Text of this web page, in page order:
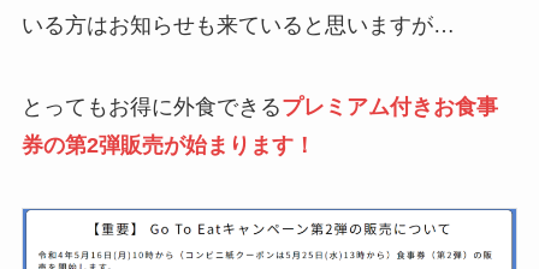
いる方はお知らせも来ていると思いますが…
とってもお得に外食できるプレミアム付きお食事
券の第2弾販売が始まります！